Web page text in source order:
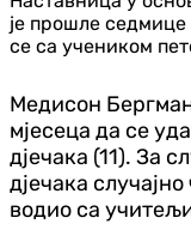
је прошле седмице
се са учеником
Медисон
мјесеца да се
дјечака (11). За
дјечака
водио са